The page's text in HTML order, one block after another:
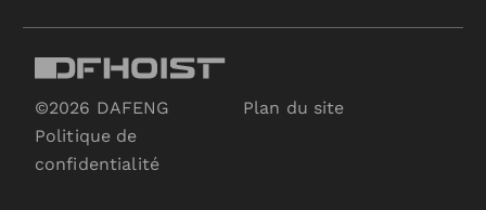
©2026 DAFENG
Plan du site
Politique de
confidentialité